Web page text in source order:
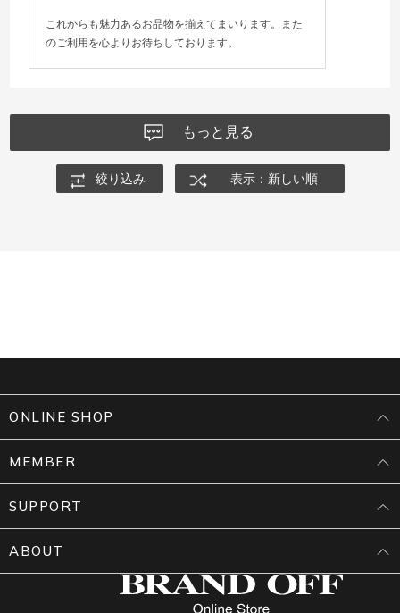
これからも魅力あるお品物を揃えてまいります。また
のご利用を心よりお待ちしております。
もっと見る
絞り込み 表示：新しい順
ONLINE SHOP
MEMBER
SUPPORT
ABOUT